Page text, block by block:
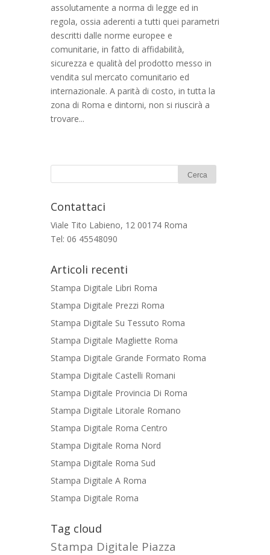
assolutamente a norma di legge ed in
regola, ossia aderenti a tutti quei parametri
descritti dalle norme europee e
comunitarie, in fatto di affidabilità,
sicurezza e qualità del prodotto messo in
vendita sul mercato comunitario ed
internazionale. A parità di costo, in tutta la
zona di Roma e dintorni, non si riuscirà a
trovare...
Contattaci
Viale Tito Labieno, 12 00174 Roma
Tel: 06 45548090
Articoli recenti
Stampa Digitale Libri Roma
Stampa Digitale Prezzi Roma
Stampa Digitale Su Tessuto Roma
Stampa Digitale Magliette Roma
Stampa Digitale Grande Formato Roma
Stampa Digitale Castelli Romani
Stampa Digitale Provincia Di Roma
Stampa Digitale Litorale Romano
Stampa Digitale Roma Centro
Stampa Digitale Roma Nord
Stampa Digitale Roma Sud
Stampa Digitale A Roma
Stampa Digitale Roma
Tag cloud
Stampa Digitale Piazza